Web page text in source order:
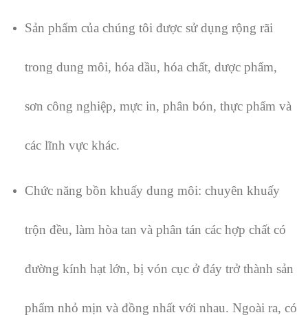
Sản phẩm của chúng tôi được sử dụng rộng rãi
trong dung môi, hóa dầu, hóa chất, dược phẩm,
sơn công nghiệp, mực in, phân bón, thực phẩm và
các lĩnh vực khác.
Chức năng bồn khuấy dung môi: chuyên khuấy
trộn đều, làm hòa tan và phân tán các hợp chất có
đường kính hạt lớn, bị vón cục ở đáy trở thành sản
phẩm nhỏ mịn và đồng nhất với nhau. Ngoài ra, có